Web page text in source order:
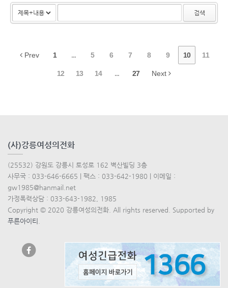
검색
Prev 1 ... 5 6 7 8 9 10 11
12 13 14 ... 27 Next
(사)강릉여성의전화
(25532) 강원도 강릉시 토성로 162 벽산빌딩 3층
사무국 : 033-646-6665 | 팩스 : 033-642-1980 | 이메일 :
gw1985@hanmail.net
가정폭력상담 : 033-643-1982, 1985
Copyright © 2020 강릉여성의전화. All rights reserved. Supported by
푸른아이티